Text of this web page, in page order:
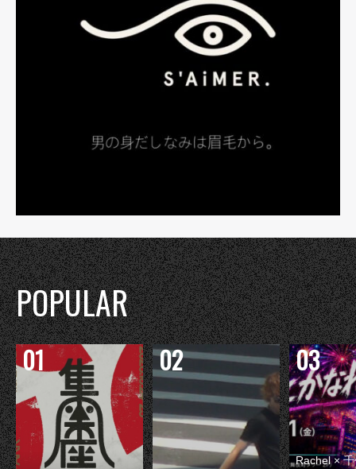
POPULAR
Rachel ×